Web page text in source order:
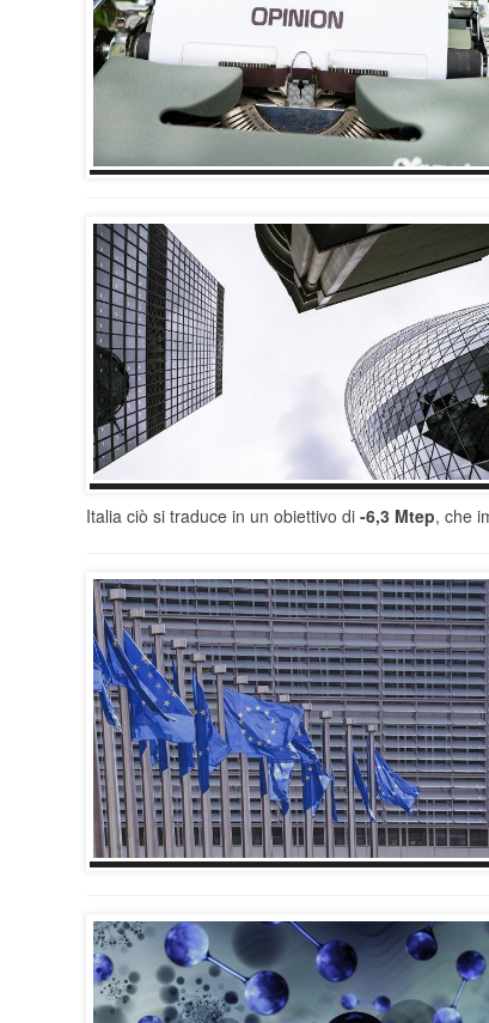
Italia ciò si traduce in un obiettivo di -6,3 Mtep, che